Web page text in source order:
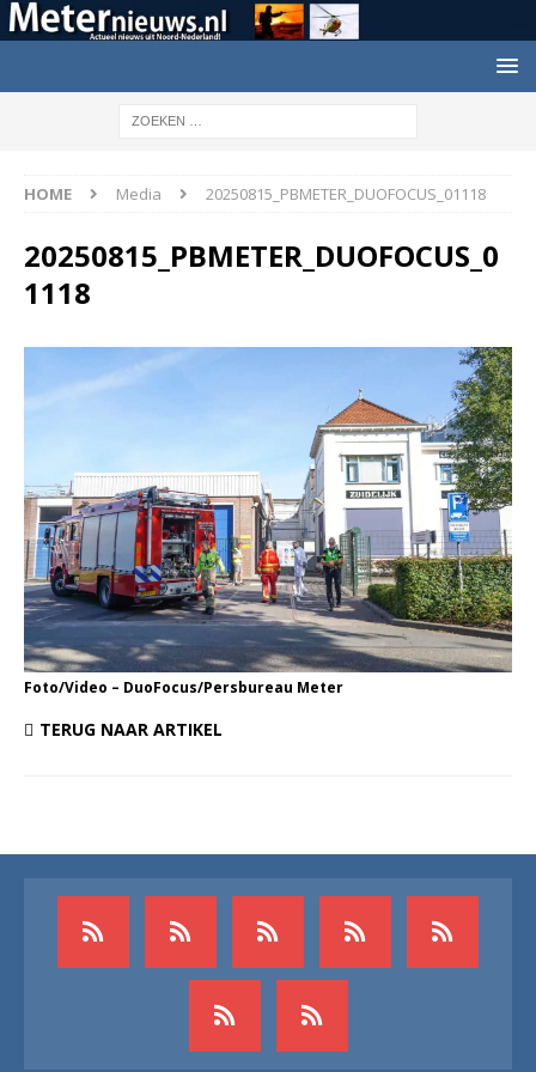
HOME Media 20250815_PBMETER_DUOFOCUS_01118
20250815_PBMETER_DUOFOCUS_0
1118
Foto/Video – DuoFocus/Persbureau Meter
TERUG NAAR ARTIKEL